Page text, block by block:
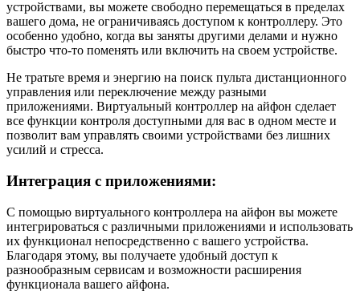
устройствами, вы можете свободно перемещаться в пределах
вашего дома, не ограничиваясь доступом к контроллеру. Это
особенно удобно, когда вы заняты другими делами и нужно
быстро что-то поменять или включить на своем устройстве.
Не тратьте время и энергию на поиск пульта дистанционного
управления или переключение между разными
приложениями. Виртуальный контроллер на айфон сделает
все функции контроля доступными для вас в одном месте и
позволит вам управлять своими устройствами без лишних
усилий и стресса.
Интеграция с приложениями:
С помощью виртуального контроллера на айфон вы можете
интегрироваться с различными приложениями и использовать
их функционал непосредственно с вашего устройства.
Благодаря этому, вы получаете удобный доступ к
разнообразным сервисам и возможности расширения
функционала вашего айфона.